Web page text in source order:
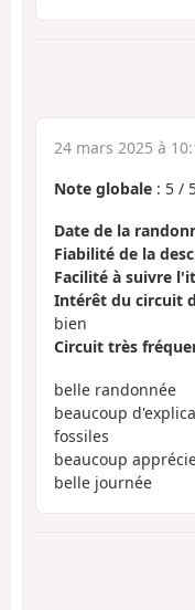
24 mars 2025 à
Note globale : 5 /
Date de la
Fiabilité de la
Facilité à suivre
Intérêt du circuit
bien
Circuit très
belle randonnée
beaucoup
fossiles
beaucoup
belle journée